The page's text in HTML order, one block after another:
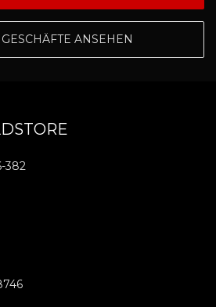
ANSEHEN
382